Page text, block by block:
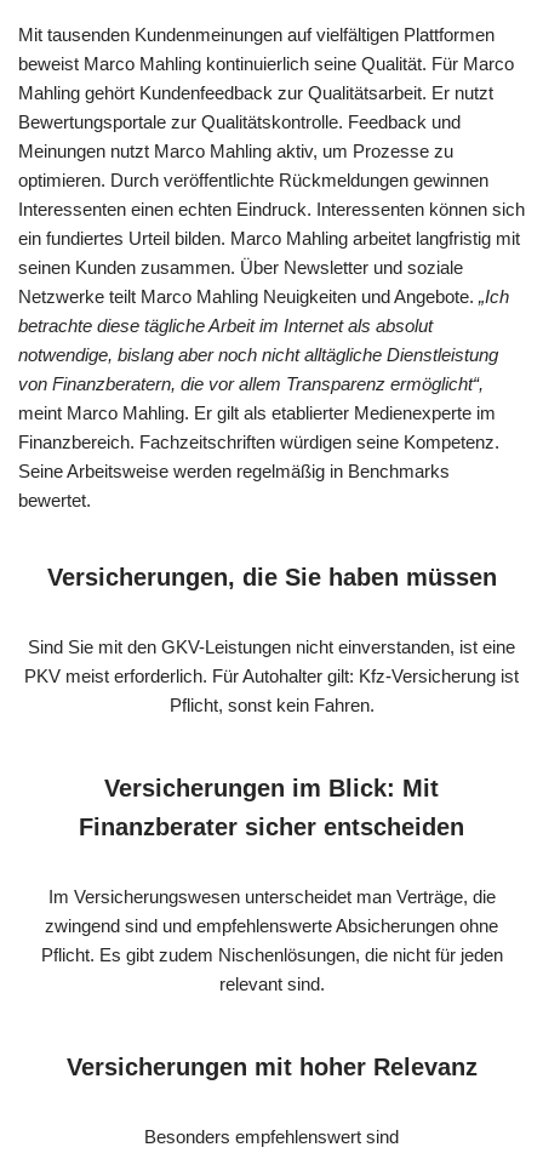
Mit tausenden Kundenmeinungen auf vielfältigen Plattformen
beweist Marco Mahling kontinuierlich seine Qualität. Für Marco
Mahling gehört Kundenfeedback zur Qualitätsarbeit. Er nutzt
Bewertungsportale zur Qualitätskontrolle. Feedback und
Meinungen nutzt Marco Mahling aktiv, um Prozesse zu
optimieren. Durch veröffentlichte Rückmeldungen gewinnen
Interessenten einen echten Eindruck. Interessenten können sich
ein fundiertes Urteil bilden. Marco Mahling arbeitet langfristig mit
seinen Kunden zusammen. Über Newsletter und soziale
Netzwerke teilt Marco Mahling Neuigkeiten und Angebote. „Ich
betrachte diese tägliche Arbeit im Internet als absolut
notwendige, bislang aber noch nicht alltägliche Dienstleistung
von Finanzberatern, die vor allem Transparenz ermöglicht“,
meint Marco Mahling. Er gilt als etablierter Medienexperte im
Finanzbereich. Fachzeitschriften würdigen seine Kompetenz.
Seine Arbeitsweise werden regelmäßig in Benchmarks
bewertet.
Versicherungen, die Sie haben müssen
Sind Sie mit den GKV-Leistungen nicht einverstanden, ist eine
PKV meist erforderlich. Für Autohalter gilt: Kfz-Versicherung ist
Pflicht, sonst kein Fahren.
Versicherungen im Blick: Mit
Finanzberater sicher entscheiden
Im Versicherungswesen unterscheidet man Verträge, die
zwingend sind und empfehlenswerte Absicherungen ohne
Pflicht. Es gibt zudem Nischenlösungen, die nicht für jeden
relevant sind.
Versicherungen mit hoher Relevanz
Besonders empfehlenswert sind